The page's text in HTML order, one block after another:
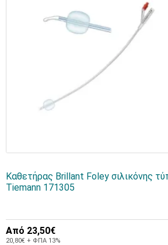
Καθετήρας Brillant Foley σιλικόνης
Tiemann 171305
Από 23,50€
20,80€ + ΦΠΑ 13%